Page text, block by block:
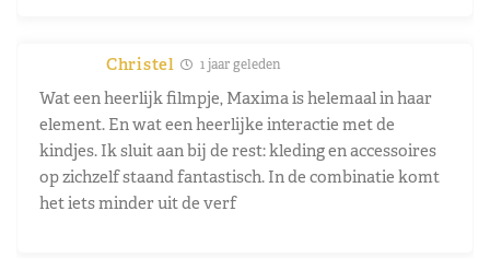
Christel 1 jaar geleden
Wat een heerlijk filmpje, Maxima is helemaal in haar
element. En wat een heerlijke interactie met de
kindjes. Ik sluit aan bij de rest: kleding en accessoires
op zichzelf staand fantastisch. In de combinatie komt
het iets minder uit de verf